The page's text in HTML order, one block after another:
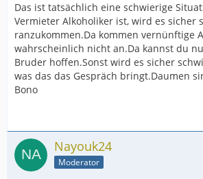
Das ist tatsächlich eine schwierige
Vermieter Alkoholiker ist, wird es sicher
ranzukommen.Da kommen vernünftige
wahrscheinlich nicht an.Da kannst du
Bruder hoffen.Sonst wird es sicher
was das das Gespräch bringt.Daumen
Bono
Nayouk24
Moderator